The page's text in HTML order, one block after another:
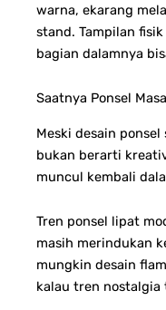
warna, ekarang
stand. Tampilan
bagian dalamnya
Saatnya Ponsel
Meski desain
bukan berarti
muncul kembali
Tren ponsel lipat
masih merindukan
mungkin desain
kalau tren nostalgia